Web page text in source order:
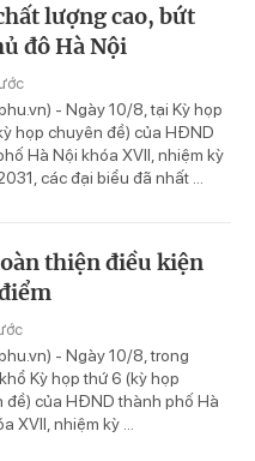
lượng cao, bứt
đô Hà Nội
- Ngày 10/8, tại Kỳ họp
họp chuyên đề) của HĐND
Hà Nội khóa XVII, nhiệm kỳ
các đại biểu đã nhất ...
thiện điều kiện
- Ngày 10/8, trong
Kỳ họp thứ 6 (kỳ họp
đề) của HĐND thành phố Hà
XVII, nhiệm kỳ ...